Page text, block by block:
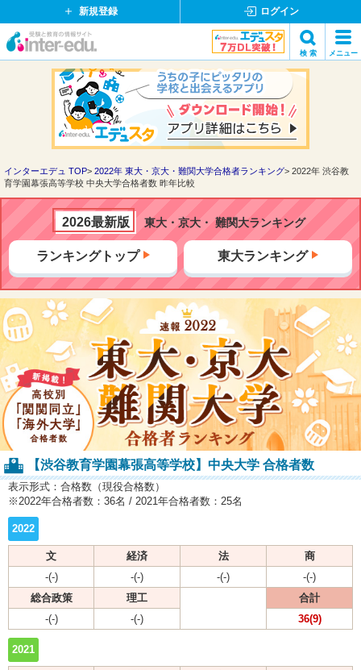
新規登録 ログイン
イ
ド
ッ
ト
検 索 メニュー
検索
インターエデュ TOP 2022年 東大・京大・難関大学合格者ランキング
2022年 渋谷教
育学園幕張高等学校 中央大学合格者数 昨年比較
2026最新版 東大・京大・ 難関大ランキング
ランキングトップ 東大ランキング
【渋谷教育学園幕張高等学校】中央大学 合格者数
表示形式：合格数（現役合格数）
※2022年合格者数：36名 / 2021年合格者数：25名
2022
文 経済 法
商
-(-)
-(-) -(-)
-(-)
総合政策
理工
合計
-(-)
-(-) 36(9)
2021